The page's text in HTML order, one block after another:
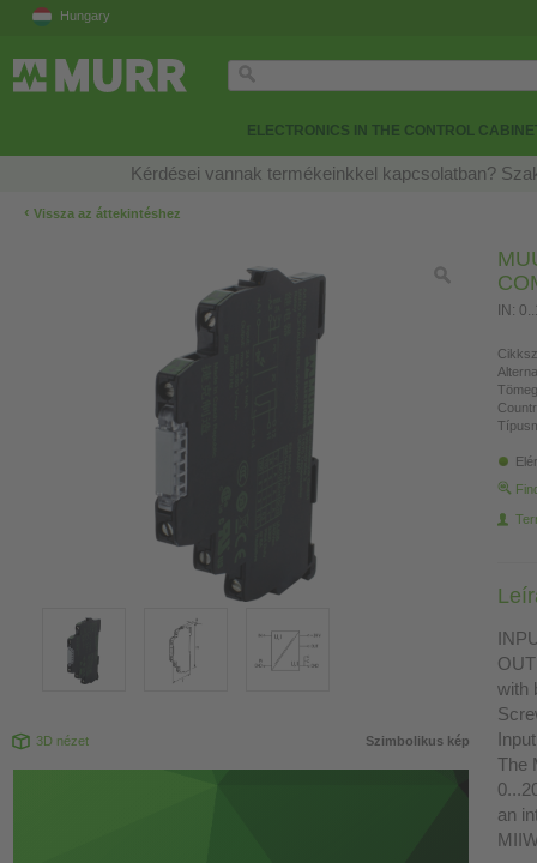
Hungary
ELECTRONICS IN THE CONTROL
Kérdései vannak termékeinkkel kapcsolatban?
‹ Vissza az áttekintéshez
3D nézet Szimbolikus kép
IN:
with
The
an